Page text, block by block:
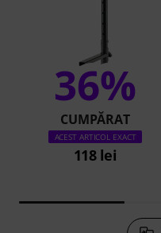
36%
CUMPĂRAT
ACEST ARTICOL EXACT
118 lei